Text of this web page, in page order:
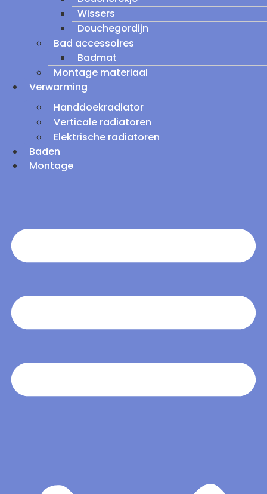
Wissers
Douchegordijn
Bad accessoires
Badmat
Montage materiaal
Verwarming
Handdoekradiator
Verticale radiatoren
Elektrische radiatoren
Baden
Montage